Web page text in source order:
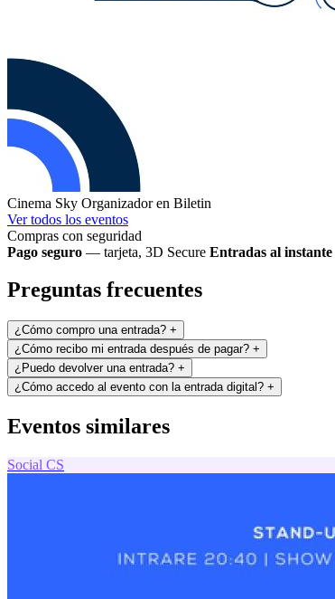
Cinema Sky Organizador en Biletin
Ver todos los eventos
Compras con seguridad
Pago seguro — tarjeta, 3D Secure Entradas al instante
Preguntas frecuentes
¿Cómo compro una entrada? +
¿Cómo recibo mi entrada después de pagar? +
¿Puedo devolver una entrada? +
¿Cómo accedo al evento con la entrada digital? +
Eventos similares
Social CS